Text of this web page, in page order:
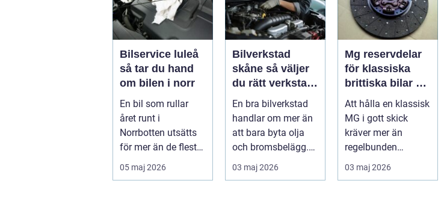
Bilservice luleå
så tar du hand
om bilen i norr
En bil som rullar
året runt i
Norrbotten utsätts
för mer än de flesta
fordon i övriga
landet. Kyla, ...
05 maj 2026
Bilverkstad
skåne så väljer
du rätt verkstad
för din bil
En bra bilverkstad
handlar om mer än
att bara byta olja
och bromsbelägg.
För många är bilen
avgörand...
03 maj 2026
Mg reservdelar
för klassiska
brittiska bilar så
hittar du rätt
delar
Att hålla en klassisk
MG i gott skick
kräver mer än
regelbunden
service. Ägaren
behöver också ha
03 maj 2026